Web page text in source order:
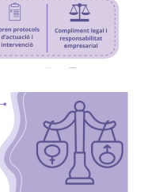
Amb
Gènere"